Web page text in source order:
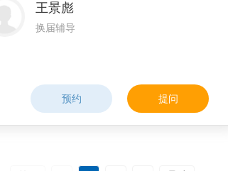
王景彪
换届辅导
预约 提问